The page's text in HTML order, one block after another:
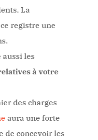
La
registre une
les
à votre
des charges
aura une forte
de concevoir les